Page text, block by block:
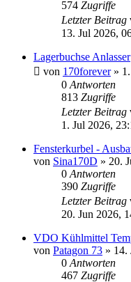
574 Zugriffe
Letzter Beitrag
13. Jul 2026,
Lagerbuchse Anlasser
von 170forever»
0 Antworten
813 Zugriffe
Letzter Beitrag
1. Jul 2026,
Fensterkurbel -
von Sina170D » 20.
0 Antworten
390 Zugriffe
Letzter Beitrag
20. Jun 2026,
VDO Kühlmittel
von Patagon 73 » 14.
0 Antworten
467 Zugriffe